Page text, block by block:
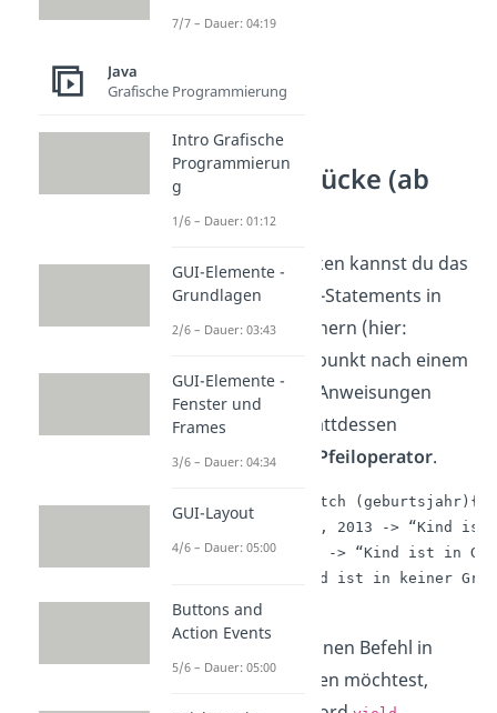
Switch-Ausdrücke (ab
Java 12)
Mit Switch-Ausdrücken kannst du das
Ergebnis des Switch-Statements in
einerVariablespeichern (hier:
). Der Doppelpunkt nach einem
Case und die break-Anweisungen
fallen dabei weg. Stattdessen
verwendest du den
Pfeiloperator.
String gruppe = switch (geburtsjahr){
case 2011, 2012, 2013 -> “Kind ist
case 2014, 2015 -> “Kind ist in
default -> “Kind ist in keiner
Wenn du mehr als einen Befehl in
einem Case ausführen möchtest,
7/7 – Dauer: 04:19
Java
Grafische Programmierung
Intro Grafische
Programmierun
g
1/6 – Dauer: 01:12
GUI-Elemente -
Grundlagen
2/6 – Dauer: 03:43
GUI-Elemente -
Fenster und
Frames
3/6 – Dauer: 04:34
GUI-Layout
4/6 – Dauer: 05:00
Buttons and
Action Events
5/6 – Dauer: 05:00